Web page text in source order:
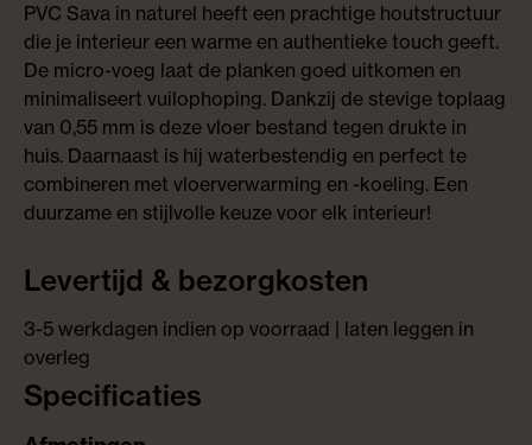
PVC Sava in naturel heeft een prachtige houtstructuur
die je interieur een warme en authentieke touch geeft.
De micro-voeg laat de planken goed uitkomen en
minimaliseert vuilophoping. Dankzij de stevige toplaag
van 0,55 mm is deze vloer bestand tegen drukte in
huis. Daarnaast is hij waterbestendig en perfect te
combineren met vloerverwarming en -koeling. Een
duurzame en stijlvolle keuze voor elk interieur!
Levertijd & bezorgkosten
3-5 werkdagen indien op voorraad | laten leggen in
overleg
Specificaties